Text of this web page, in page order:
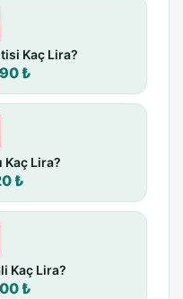
Kaç Lira?
₺
Kaç Lira?
₺
Kaç Lira?
₺